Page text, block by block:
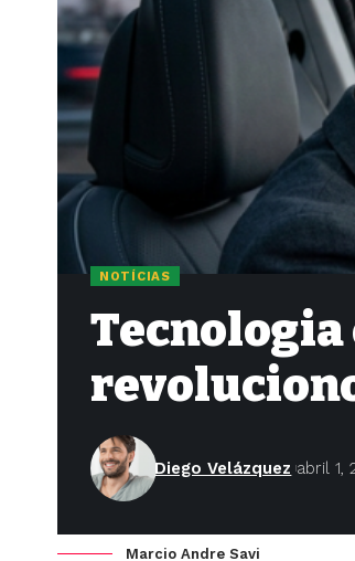
NOTÍCIAS
Tecnologia
Diego Velázquez abril 1,
Marcio Andre Savi